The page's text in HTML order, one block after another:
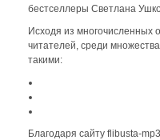
бестселлеры Светлана
Исходя из многочисленных
читателей, среди
такими:
Благодаря сайту flibusta-